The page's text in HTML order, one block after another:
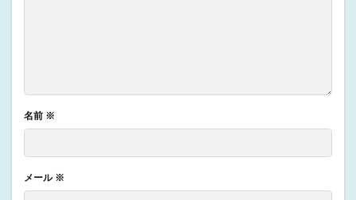
名前 ※
メール ※